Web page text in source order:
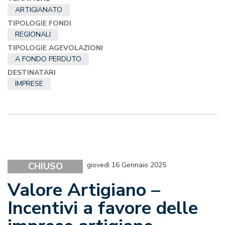
ARTIGIANATO
TIPOLOGIE FONDI
REGIONALI
TIPOLOGIE AGEVOLAZIONI
A FONDO PERDUTO
DESTINATARI
IMPRESE
CHIUSO giovedì 16 Gennaio 2025
Valore Artigiano –
Incentivi a favore delle